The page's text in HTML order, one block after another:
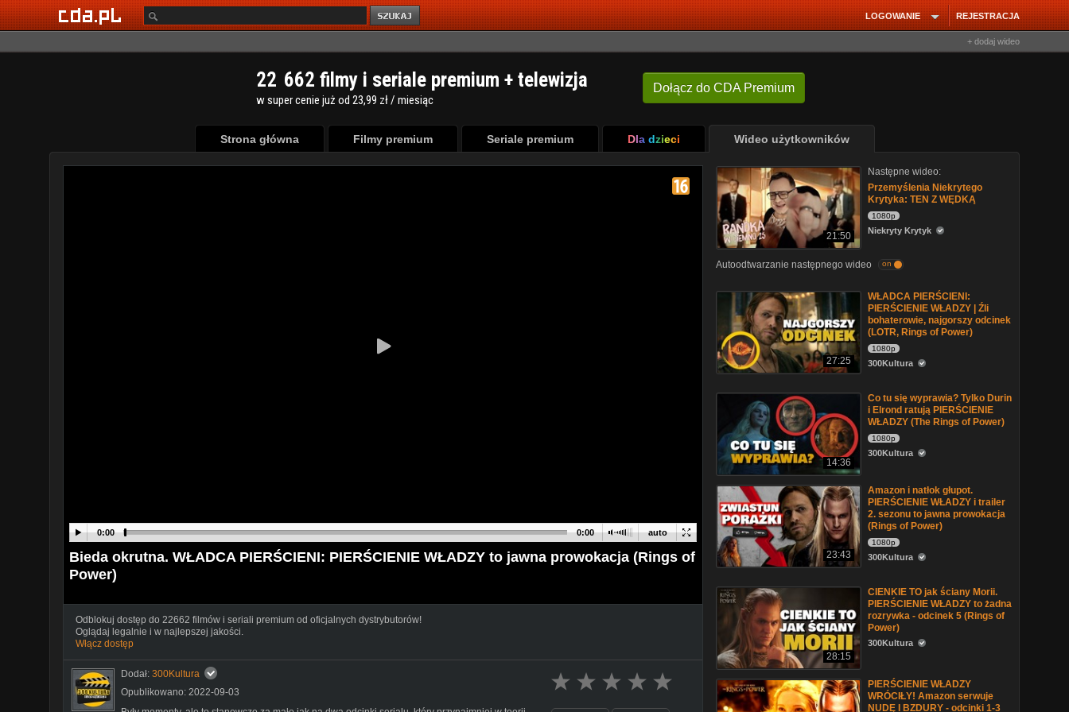
REJESTRACJA
LOGOWANIE
+ dodaj wideo
Dołącz do CDA Premium
22 662 filmy i seriale premium + telewizja
w super cenie już od 23,99 zł / miesiąc
Strona główna Filmy premium Seriale premium Dla dzieci Wideo użytkowników
auto
0:00 0:00
Bieda okrutna. WŁADCA PIERŚCIENI: PIERŚCIENIE WŁADZY to jawna prowokacja (Rings of
Power)
Odblokuj dostęp do 22662 filmów i seriali premium od oficjalnych dystrybutorów!
Oglądaj legalnie i w najlepszej jakości.
Włącz dostęp
Dodał: 300Kultura
Opublikowano: 2022-09-03
21:50
Następne wideo:
Przemyślenia Niekrytego
Krytyka: TEN Z WĘDKĄ
1080p
Niekryty Krytyk
Autoodtwarzanie następnego wideo on
27:25
WŁADCA PIERŚCIENI:
PIERŚCIENIE WŁADZY | Źli
bohaterowie, najgorszy odcinek
(LOTR, Rings of Power)
1080p
300Kultura
14:36
Co tu się wyprawia? Tylko Durin
i Elrond ratują PIERŚCIENIE
WŁADZY (The Rings of Power)
1080p
300Kultura
23:43
Amazon i natłok głupot.
PIERŚCIENIE WŁADZY i trailer
2. sezonu to jawna prowokacja
(Rings of Power)
1080p
300Kultura
28:15
CIENKIE TO jak ściany Morii.
PIERŚCIENIE WŁADZY to żadna
rozrywka - odcinek 5 (Rings of
Power)
300Kultura
PIERŚCIENIE WŁADZY
WRÓCIŁY! Amazon serwuje
NUDĘ I BZDURY - odcinki 1-3